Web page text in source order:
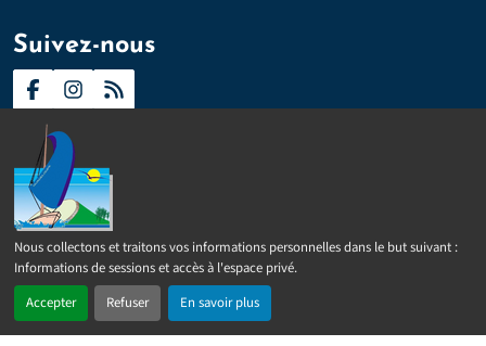
Nous collectons et traitons vos informations personnelles dans le but suivant :
Informations de sessions et accès à l'espace privé.
Accepter Refuser En savoir plus
En 1 clic Menu
Suivez-nous
Contact
2024 –2026 © Sainte-Rose Tous droits réservés
légales
Politique de confidentialité
Réalisé parIPEOS I-Solutions